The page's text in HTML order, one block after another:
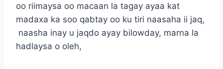
oo riimaysa oo macaan la tagay ayaa kat
madaxa ka soo qabtay oo ku tiri naasaha ii jaq,
naasha inay u jaqdo ayay bilowday, marna la
hadlaysa o oleh,